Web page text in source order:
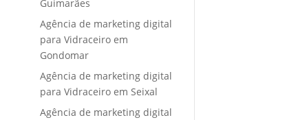
Guimarães
Agência de marketing digital
para Vidraceiro em
Gondomar
Agência de marketing digital
para Vidraceiro em Seixal
Agência de marketing digital